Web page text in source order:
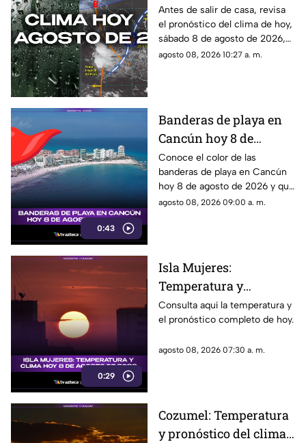
Roo? Pronóstico del
clima HOY, sábado 8 de
agosto de 2026, en
Cancún y el resto del
Antes de salir de casa, revisa
el pronóstico del clima de hoy,
sábado 8 de agosto de 2026,
en Cancún y el resto de
agosto 08, 2026 10:27 a. m.
0:43
Banderas de playa en
Cancún hoy 8 de
agosto: ¿qué color
ondea y qué significa?
Conoce el color de las
banderas de playa en Cancún
hoy 8 de agosto de 2026 y qué
significa para los visitantes.
agosto 08, 2026 09:00 a. m.
0:29
Isla Mujeres:
Temperatura y
pronóstico del clima
para hoy, 8 de agosto de
Consulta aquí la temperatura y
el pronóstico completo de hoy.
agosto 08, 2026 07:30 a. m.
Cozumel: Temperatura
y pronóstico del clima